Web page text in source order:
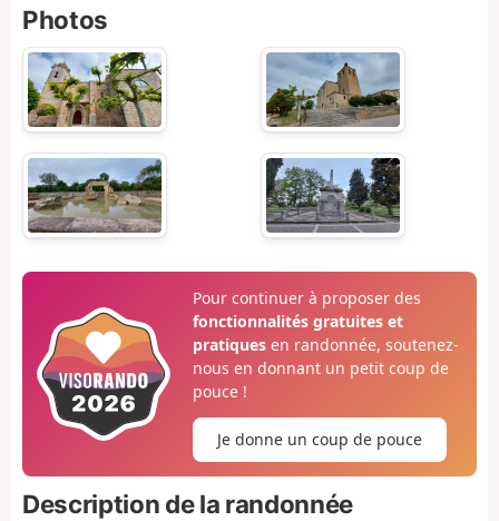
Photos
Pour continuer à proposer des
fonctionnalités gratuites et
pratiquesen randonnée, soutenez-
nous en donnant un petit coup de
pouce !
Je donne un coup de pouce
Description de la randonnée